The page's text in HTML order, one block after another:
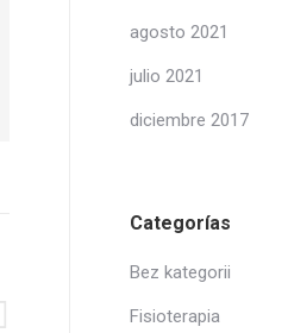
agosto 2021
julio 2021
diciembre 2017
Categorías
Bez kategorii
Fisioterapia